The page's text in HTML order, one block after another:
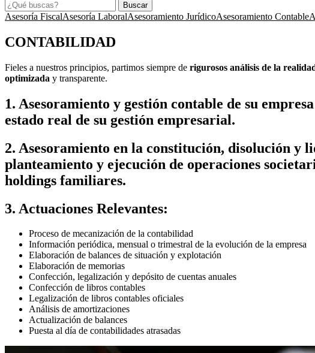
Buscar
Asesoría FiscalAsesoría LaboralAsesoramiento JurídicoAsesoramiento Contable
CONTABILIDAD
Fieles a nuestros principios, partimos siempre de rigurosos análisis de la
optimizada y transparente.
1. Asesoramiento y gestión contable de su
estado real de su gestión empresarial.
2. Asesoramiento en la constitución, disolución y
planteamiento y ejecución de operaciones
holdings familiares.
3. Actuaciones Relevantes:
Proceso de mecanización de la contabilidad
Información periódica, mensual o trimestral de la evolución de la empresa
Elaboración de balances de situación y explotación
Elaboración de memorias
Confección, legalización y depósito de cuentas anuales
Confección de libros contables
Legalización de libros contables oficiales
Análisis de amortizaciones
Actualización de balances
Puesta al día de contabilidades atrasadas